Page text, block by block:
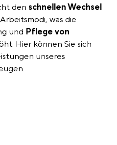
den schnellen Wechsel
was die
und Pflege von
Hier können Sie sich
unseres